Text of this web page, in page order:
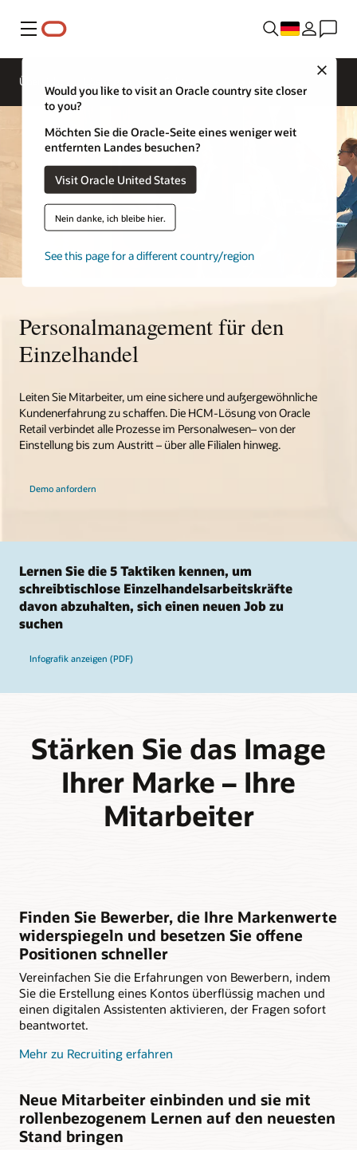
Menü
Would you like to visit an Oracle country site closer
to you?
Möchten Sie die Oracle-Seite eines weniger weit
entfernten Landes besuchen?
Visit Oracle United States
Nein danke, ich bleibe hier.
See this page for a different country/region
Übersicht
Personalmanagement für den
Einzelhandel
Leiten Sie Mitarbeiter, um eine sichere und außergewöhnliche
Kundenerfahrung zu schaffen. Die HCM-Lösung von Oracle
Retail verbindet alle Prozesse im Personalwesen– von der
Einstellung bis zum Austritt – über alle Filialen hinweg.
Demo anfordern
Lernen Sie die 5 Taktiken kennen, um
schreibtischlose Einzelhandelsarbeitskräfte
davon abzuhalten, sich einen neuen Job zu
suchen
Infografik anzeigen (PDF)
Stärken Sie das Image
Ihrer Marke – Ihre
Mitarbeiter
Finden Sie Bewerber, die Ihre Markenwerte
widerspiegeln und besetzen Sie offene
Positionen schneller
Vereinfachen Sie die Erfahrungen von Bewerbern, indem
Sie die Erstellung eines Kontos überflüssig machen und
einen digitalen Assistenten aktivieren, der Fragen sofort
beantwortet.
Mehr zu Recruiting erfahren
Neue Mitarbeiter einbinden und sie mit
rollenbezogenem Lernen auf den neuesten
Stand bringen